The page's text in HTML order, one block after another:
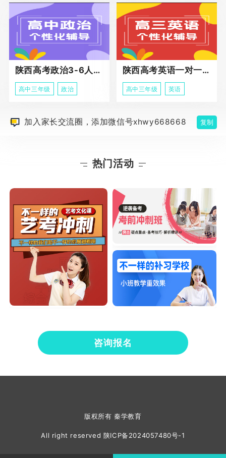
陕西高考政治3-6人班课程
高中三年级 政治
陕西高考英语一对一冲刺课程
高中三年级 英语
加入家长交流圈，添加微信号xhwy668668 复制
热门活动
咨询报名
版权所有 秦学教育
All right reserved 陕ICP备2024057480号-1